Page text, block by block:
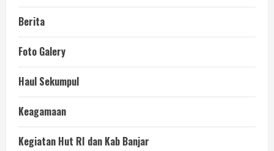
Berita
Foto Galery
Haul Sekumpul
Keagamaan
Kegiatan Hut RI dan Kab Banjar